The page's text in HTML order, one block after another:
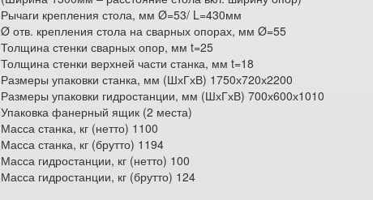
Рычаги крепления стола, мм Ø=53/ L=430мм
Ø отв. крепления стола на сварных опорах, мм Ø=55
Толщина стенки сварных опор, мм t=25
Толщина стенки верхней части станка, мм t=18
Размеры упаковки станка, мм (ШхГхВ) 1750х720х2200
Размеры упаковки гидростанции, мм (ШхГхВ) 700х600х1010
Упаковка фанерный ящик (2 места)
Масса станка, кг (нетто) 1100
Масса станка, кг (брутто) 1194
Масса гидростанции, кг (нетто) 100
Масса гидростанции, кг (брутто) 124